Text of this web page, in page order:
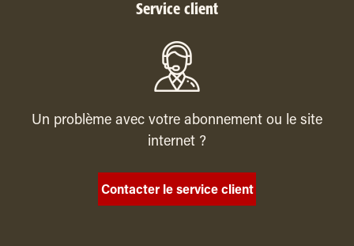
Service client
Un problème avec votre abonnement ou le site
internet ?
Contacter le service client